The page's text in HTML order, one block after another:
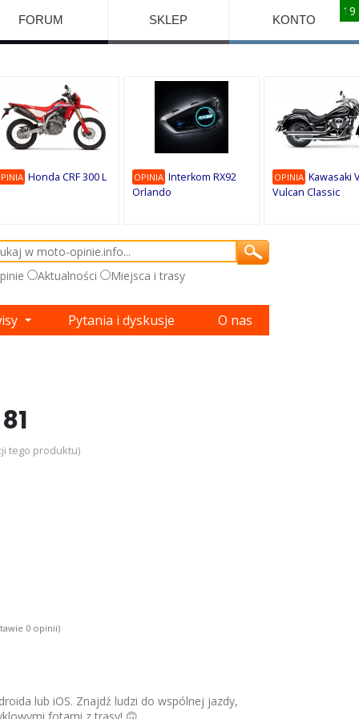
FORUM SKLEP KONTO
10
10
8
7
1
Honda CRF 300 L
9
OPINIA Interkom RX92
Orlando
10
OPINIA Kawasaki
Vulcan Classic
10
9
9
Aktualności Miejsca i trasy
Pytania i dyskusje O nas
tego produktu)
0 opinii)
lub iOS. Znajdź ludzi do wspólnej jazdy,